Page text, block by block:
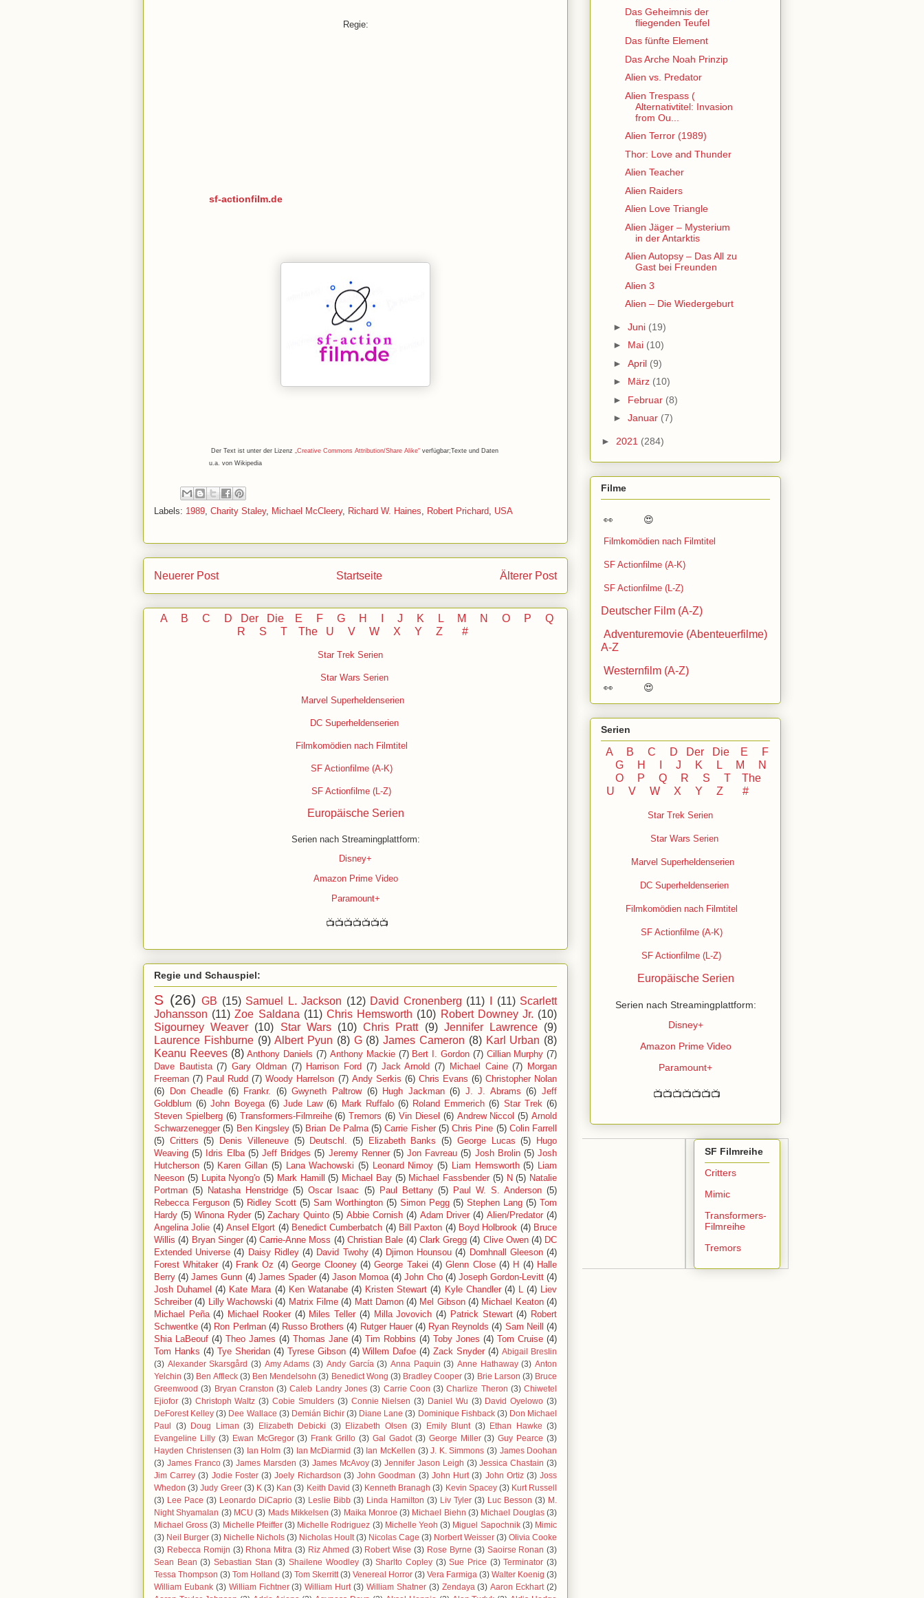
Regie:
sf-actionfilm.de
Der Text ist unter der Lizenz „Creative Commons Attribution/Share Alike“ verfügbar;Texte und Daten
u.a. von Wikipedia
Labels: 1989 Charity Staley, Michael McCleery, Richard W. Haines Robert Prichard USA
Neuerer Post Älterer Post
Startseite
A B C D Der Die E F G H I J K L M N O
P Q
R
S T The U V W X Y Z #
Star Trek Serien
Star Wars Serien
Marvel Superheldenserien
DC Superheldenserien
Filmkomödien nach Filmtitel
SF Actionfilme (A-K)
SF Actionfilme (L-Z)
Europäische Serien
Serien nach Streamingplattform:
Disney+
Amazon Prime Video
Paramount+
📺📺📺📺📺📺📺
Regie und Schauspiel:
S (26) GB (15) Samuel L. Jackson (12) David Cronenberg (11) (11) Scarlett
Johansson (11) Zoe Saldana (11) Chris Hemsworth (10) Robert Downey Jr. (10)
Sigourney Weaver (10) Star Wars (10) Chris Pratt (9) Jennifer Lawrence (9)
Laurence Fishburne (9) Albert Pyun (8) G (8) James Cameron (8) Karl Urban (8)
Keanu Reeves (8) Anthony Daniels (7) Anthony Mackie (7) Bert I. Gordon (7) Cillian Murphy (7)
Dave Bautista (7) Gary Oldman (7) Harrison Ford (7) Jack Arnold (7) Michael Caine (7) Morgan
Freeman (7) Paul Rudd (7) Woody Harrelson (7) Andy Serkis (6) Chris Evans (6) Christopher Nolan
(6)
Don Cheadle (6) Frankr. (6) Gwyneth Paltrow (6) Hugh Jackman (6) J. J. Abrams (6) Jeff
Goldblum (6) John Boyega (6) Jude Law (6) Mark Ruffalo (6) Roland Emmerich (6) Star Trek (6)
Steven Spielberg (6) Transformers-Filmreihe (6) Tremors (6) Vin Diesel (6) Andrew Niccol (5) Arnold
Schwarzenegger (5) Ben Kingsley (5) Brian De Palma (5) Carrie Fisher (5) Chris Pine (5) Colin Farrell
(5) Critters (5) Denis Villeneuve (5) Deutschl. (5) Elizabeth Banks (5) George Lucas (5)
Hugo
Weaving (5) Idris Elba (5) Jeff Bridges (5) Jeremy Renner (5) Jon Favreau (5) Josh Brolin (5) Josh
Hutcherson (5) Karen Gillan (5) Lana Wachowski (5) Leonard Nimoy (5) Liam Hemsworth (5)
Liam
Neeson (5) Lupita Nyong'o (5) Mark Hamill (5) Michael Bay (5) Michael Fassbender (5) N (5) Natalie
Portman (5) Natasha Henstridge (5) Oscar Isaac (5) Paul Bettany (5) Paul W. S. Anderson (5)
Rebecca Ferguson (5) Ridley Scott (5) Sam Worthington (5) Simon Pegg (5) Stephen Lang (5) Tom
Hardy (5) Winona Ryder (5) Zachary Quinto (5) Abbie Cornish (4) Adam Driver (4) Alien/Predator (4)
Angelina Jolie (4) Ansel Elgort (4) Benedict Cumberbatch (4) Bill Paxton (4) Boyd Holbrook (4) Bruce
Willis (4) Bryan Singer (4) Carrie-Anne Moss (4) Christian Bale (4) Clark Gregg (4) Clive Owen (4) DC
Extended Universe (4) Daisy Ridley (4) David Twohy (4) Djimon Hounsou (4) Domhnall Gleeson (4)
Forest Whitaker (4) Frank Oz (4) George Clooney (4) George Takei (4) Glenn Close (4) H (4) Halle
Berry (4) James Gunn (4) James Spader (4) Jason Momoa (4) John Cho (4) Joseph Gordon-Levitt (4)
Josh Duhamel (4) Kate Mara (4) Ken Watanabe (4) Kristen Stewart (4) Kyle Chandler (4) (4)
Liev
Schreiber (4) Lilly Wachowski (4) Matrix Filme (4) Matt Damon (4) Mel Gibson (4) Michael Keaton (4)
Michael Peña (4) Michael Rooker (4) Miles Teller (4) Milla Jovovich (4) Patrick Stewart (4) Robert
Schwentke (4) Ron Perlman (4) Russo Brothers (4) Rutger Hauer (4) Ryan Reynolds (4) Sam Neill
(4)
Shia LaBeouf (4) Theo James (4) Thomas Jane (4) Tim Robbins (4) Toby Jones (4) Tom Cruise (4)
Tom Hanks (4) Tye Sheridan (4) Tyrese Gibson (4) Willem Dafoe (4) Zack Snyder (4) Abigail Breslin
(3) Alexander Skarsgård (3) Amy Adams (3) Andy García (3) Anna Paquin (3) Anne Hathaway (3) Anton
Yelchin (3) Ben Affleck (3) Ben Mendelsohn (3) Benedict Wong (3) Bradley Cooper (3) Brie Larson (3) Bruce
Greenwood (3) Bryan Cranston (3) Caleb Landry Jones (3) Carrie Coon (3) Charlize Theron (3) Chiwetel
Ejiofor (3) Christoph Waltz (3) Cobie Smulders (3) Connie Nielsen (3) Daniel Wu (3) David Oyelowo (3)
DeForest Kelley (3) Dee Wallace (3) Demián Bichir (3) Diane Lane (3) Dominique Fishback (3) Don Michael
Paul
(3) Doug Liman (3) Elizabeth Debicki (3) Elizabeth Olsen (3) Emily Blunt (3) Ethan Hawke (3)
Evangeline Lilly (3) Ewan McGregor (3) Frank Grillo (3) Gal Gadot (3) George Miller (3) Guy Pearce (3)
Hayden Christensen (3) Ian Holm (3) Ian McDiarmid (3) Ian McKellen (3) J. K. Simmons (3) James Doohan
(3) James Franco (3) James Marsden (3) James McAvoy (3) Jennifer Jason Leigh (3) Jessica Chastain (3)
Jim Carrey (3) Jodie Foster (3) Joely Richardson (3) John Goodman (3) John Hurt (3) John Ortiz (3) Joss
Whedon (3) Judy Greer (3) K (3) Kan (3) Keith David (3) Kenneth Branagh (3) Kevin Spacey (3) Kurt Russell
(3) Lee Pace (3) Leonardo DiCaprio (3) Leslie Bibb (3) Linda Hamilton (3) Liv Tyler (3) Luc Besson (3) M.
Night Shyamalan (3) MCU (3) Mads Mikkelsen (3) Maika Monroe (3) Michael Biehn (3) Michael Douglas (3)
Michael Gross (3) Michelle Pfeiffer (3) Michelle Rodriguez (3) Michelle Yeoh (3) Miguel Sapochnik (3) Mimic
(3) Neil Burger (3) Nichelle Nichols (3) Nicholas Hoult (3) Nicolas Cage (3) Norbert Weisser (3) Olivia Cooke
(3) Rebecca Romijn (3) Rhona Mitra (3) Riz Ahmed (3) Robert Wise (3) Rose Byrne (3) Saoirse Ronan (3)
Sean Bean (3) Sebastian Stan (3) Shailene Woodley (3) Sharlto Copley (3) Sue Price (3) Terminator (3)
Tessa Thompson (3) Tom Holland (3) Tom Skerritt (3) Venereal Horror (3) Vera Farmiga (3) Walter Koenig (3)
William Eubank (3) William Fichtner (3) William Hurt (3) William Shatner (3) Zendaya (3) Aaron Eckhart (2)
Das Geheimnis der
fliegenden Teufel
Das fünfte Element
Das Arche Noah Prinzip
Alien vs. Predator
Alien Trespass (
Alternativtitel: Invasion
from Ou...
Alien Terror (1989)
Thor: Love and Thunder
Alien Teacher
Alien Raiders
Alien Love Triangle
Alien Jäger – Mysterium
in der Antarktis
Alien Autopsy – Das All zu
Gast bei Freunden
Alien 3
Alien – Die Wiedergeburt
► Juni (19)
► Mai (10)
► April (9)
► März (10)
► Februar (8)
► Januar (7)
► 2021 (284)
Filme
👀 😍
Filmkomödien nach Filmtitel
SF Actionfilme (A-K)
SF Actionfilme (L-Z)
Deutscher Film (A-Z)
Adventuremovie (Abenteuerfilme)
A-Z
Westernfilm (A-Z)
👀 😍
Serien
A B C D Der Die E
F
G
H I J K L M
N
O
P Q R S T
The
U V
W X Y Z #
Star Trek Serien
Star Wars Serien
Marvel Superheldenserien
DC Superheldenserien
Filmkomödien nach Filmtitel
SF Actionfilme (A-K)
SF Actionfilme (L-Z)
Europäische Serien
Serien nach Streamingplattform:
Disney+
Amazon Prime Video
Paramount+
📺📺📺📺📺📺📺
SF Filmreihe
Critters
Mimic
Transformers-
Filmreihe
Tremors